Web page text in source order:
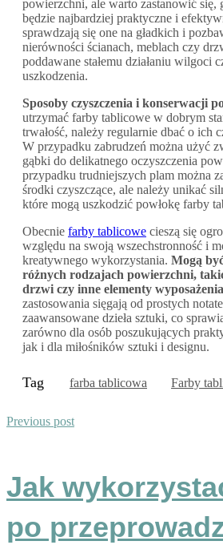
powierzchni, ale warto zastanowić się,
będzie najbardziej praktyczne i
sprawdzają się one na gładkich i
nierówności ścianach, meblach czy
poddawane stałemu działaniu wilgoci
uszkodzenia.
Sposoby czyszczenia i konserwacji
utrzymać farby tablicowe w dobrym
trwałość, należy regularnie dbać o ich
W przypadku zabrudzeń można użyć
gąbki do delikatnego oczyszczenia
przypadku trudniejszych plam można
środki czyszczące, ale należy unikać
które mogą uszkodzić powłokę farby
Obecnie farby tablicowe cieszą się
względu na swoją wszechstronność i
kreatywnego wykorzystania. Mogą
różnych rodzajach powierzchni,
drzwi czy inne elementy
zastosowania sięgają od prostych
zaawansowane dzieła sztuki, co
zarówno dla osób poszukujących
jak i dla miłośników sztuki i designu.
Tag farba tablicowa Farby
Previous post
Jak
po